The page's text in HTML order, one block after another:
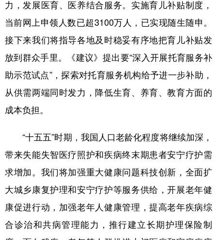
力，发展医育、医养结合服务。实施育儿补贴制度，
当前网上申领人数已超3100万人，已实现随生随申。
接下来我们将指导各地及时稳妥有序地把育儿补贴发
放到群众手里。《建议》提出要“深入开展托育服务补
助示范试点”，探索对托育服务机构给予进一步补助，
从供需两端同时发力，降低生育、养育、教育方面的
成本负担。
“十五五”时期，我国人口老龄化程度将继续加深，
带来失能失智医疗照护和疾病终末期患者安宁疗护需
求增加。我们将加强重大健康问题科技创新，全面扩
大城乡康复护理和安宁疗护等服务供给，开展老年健
康促进行动，加强老年人健康管理，提高老年疾病综
合诊治和共病管理能力，推行建立长期护理保险制